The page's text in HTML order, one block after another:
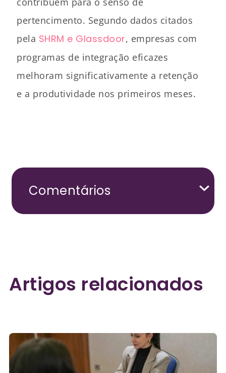
pertencimento. Segundo dados citados
pela SHRM e Glassdoor, empresas com
programas de integração eficazes
melhoram significativamente a retenção
e a produtividade nos primeiros meses.
Comentários
Artigos relacionados